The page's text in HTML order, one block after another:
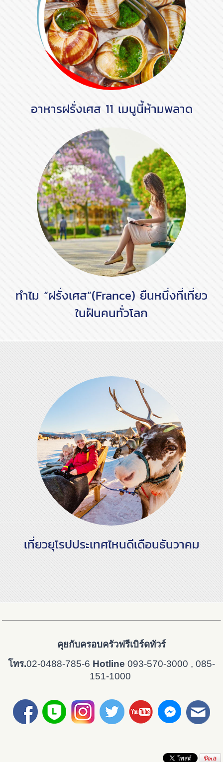
อาหารฝรั่งเศส 11 เมนูนี้ห้ามพลาด
ทำไม “ฝรั่งเศส”(France) ยืนหนึ่งที่เที่ยว
ในฝันคนทั่วโลก
เที่ยวยุโรปประเทศไหนดีเดือนธันวาคม
คุยกับครอบครัวฟรีเบิร์ดทัวร์
โทร.02-0488-785-6 Hotline 093-570-3000 , 085-
151-1000